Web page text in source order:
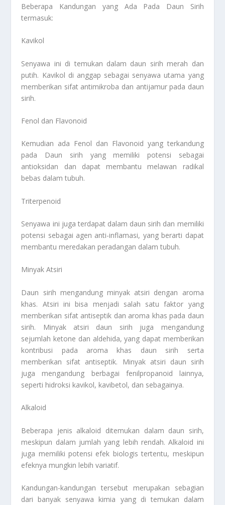
Beberapa Kandungan yang Ada Pada Daun Sirih
termasuk:
Kavikol
Senyawa ini di temukan dalam daun sirih merah dan
putih. Kavikol di anggap sebagai senyawa utama yang
memberikan sifat antimikroba dan antijamur pada daun
sirih.
Fenol dan Flavonoid
Kemudian ada Fenol dan Flavonoid yang terkandung
pada Daun sirih yang memiliki potensi sebagai
antioksidan dan dapat membantu melawan radikal
bebas dalam tubuh.
Triterpenoid
Senyawa ini juga terdapat dalam daun sirih dan memiliki
potensi sebagai agen anti-inflamasi, yang berarti dapat
membantu meredakan peradangan dalam tubuh.
Minyak Atsiri
Daun sirih mengandung minyak atsiri dengan aroma
khas. Atsiri ini bisa menjadi salah satu faktor yang
memberikan sifat antiseptik dan aroma khas pada daun
sirih. Minyak atsiri daun sirih juga mengandung
sejumlah ketone dan aldehida, yang dapat memberikan
kontribusi pada aroma khas daun sirih serta
memberikan sifat antiseptik. Minyak atsiri daun sirih
juga mengandung berbagai fenilpropanoid lainnya,
seperti hidroksi kavikol, kavibetol, dan sebagainya.
Alkaloid
Beberapa jenis alkaloid ditemukan dalam daun sirih,
meskipun dalam jumlah yang lebih rendah. Alkaloid ini
juga memiliki potensi efek biologis tertentu, meskipun
efeknya mungkin lebih variatif.
Kandungan-kandungan tersebut merupakan sebagian
dari banyak senyawa kimia yang di temukan dalam